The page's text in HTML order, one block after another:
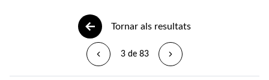
Tornar als resultats
3 de 83